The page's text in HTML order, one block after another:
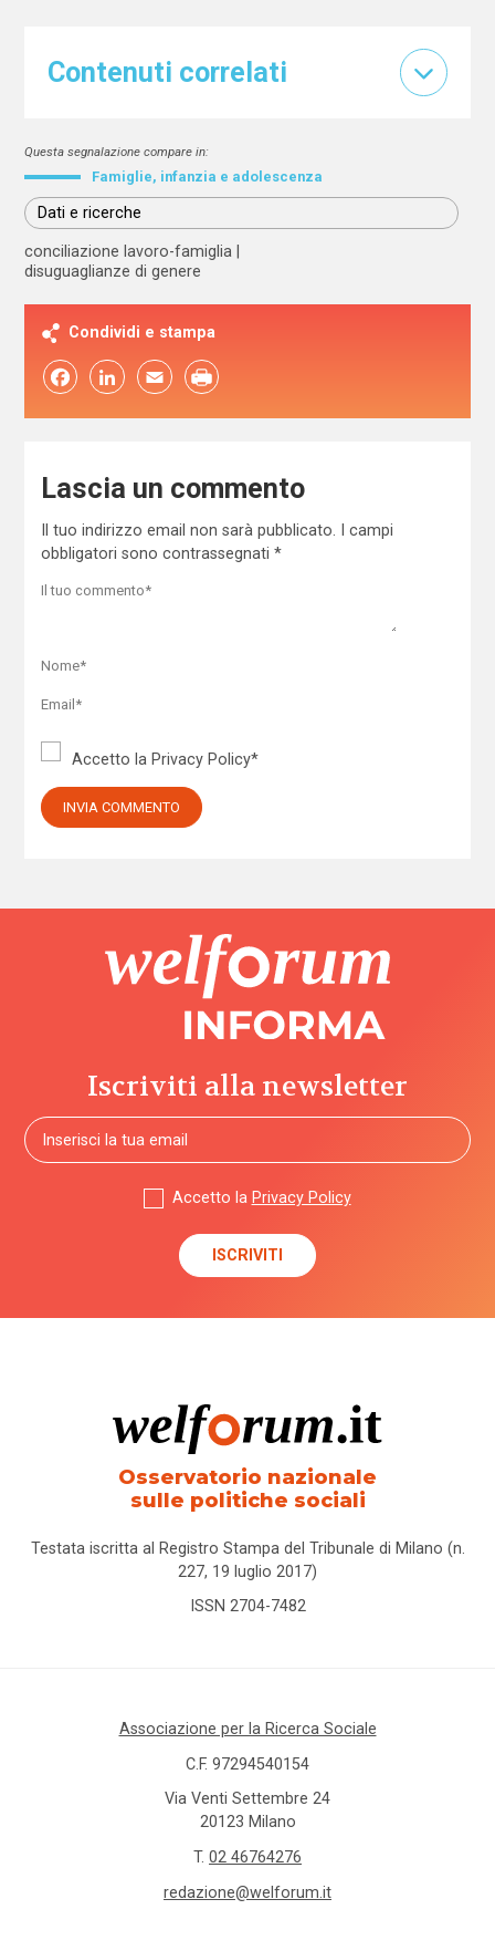
Contenuti correlati
Questa segnalazione compare in:
Famiglie, infanzia e adolescenza
Dati e ricerche
conciliazione lavoro-famiglia
disuguaglianze di genere
Condividi e stampa
FacebookLinkedIn Email
Lascia un commento
Il tuo indirizzo email non sarà pubblicato.
I campi
obbligatori sono contrassegnati *
Accetto la Privacy Policy*
Iscriviti alla newsletter
Accetto la Privacy Policy
Osservatorio nazionale
sulle politiche sociali
Testata iscritta al Registro Stampa del Tribunale di Milano (n.
227, 19 luglio 2017)
ISSN 2704-7482
Associazione per la Ricerca Sociale
C.F. 97294540154
Via Venti Settembre 24
20123 Milano
T. 02 46764276
redazione@welforum.it